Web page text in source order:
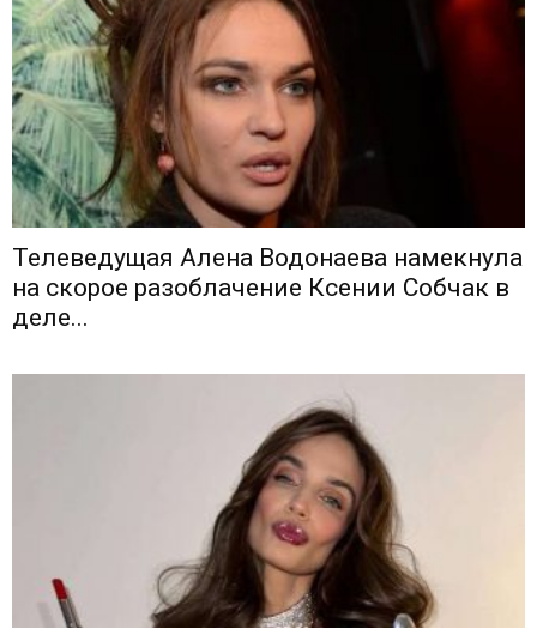
Телеведущая Алена Водонаева намекнула
на скорое разоблачение Ксении Собчак в
деле...